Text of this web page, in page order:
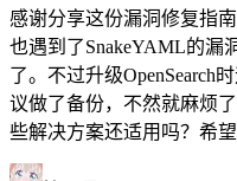
感谢分享这份漏洞修复指
也遇到了SnakeYAML的漏
了。不过升级OpenSearch
议做了备份，不然就麻烦
些解决方案还适用吗？希